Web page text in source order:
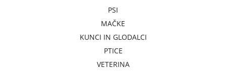
PSI
MAČKE
KUNCI IN GLODALCI
PTICE
VETERINA